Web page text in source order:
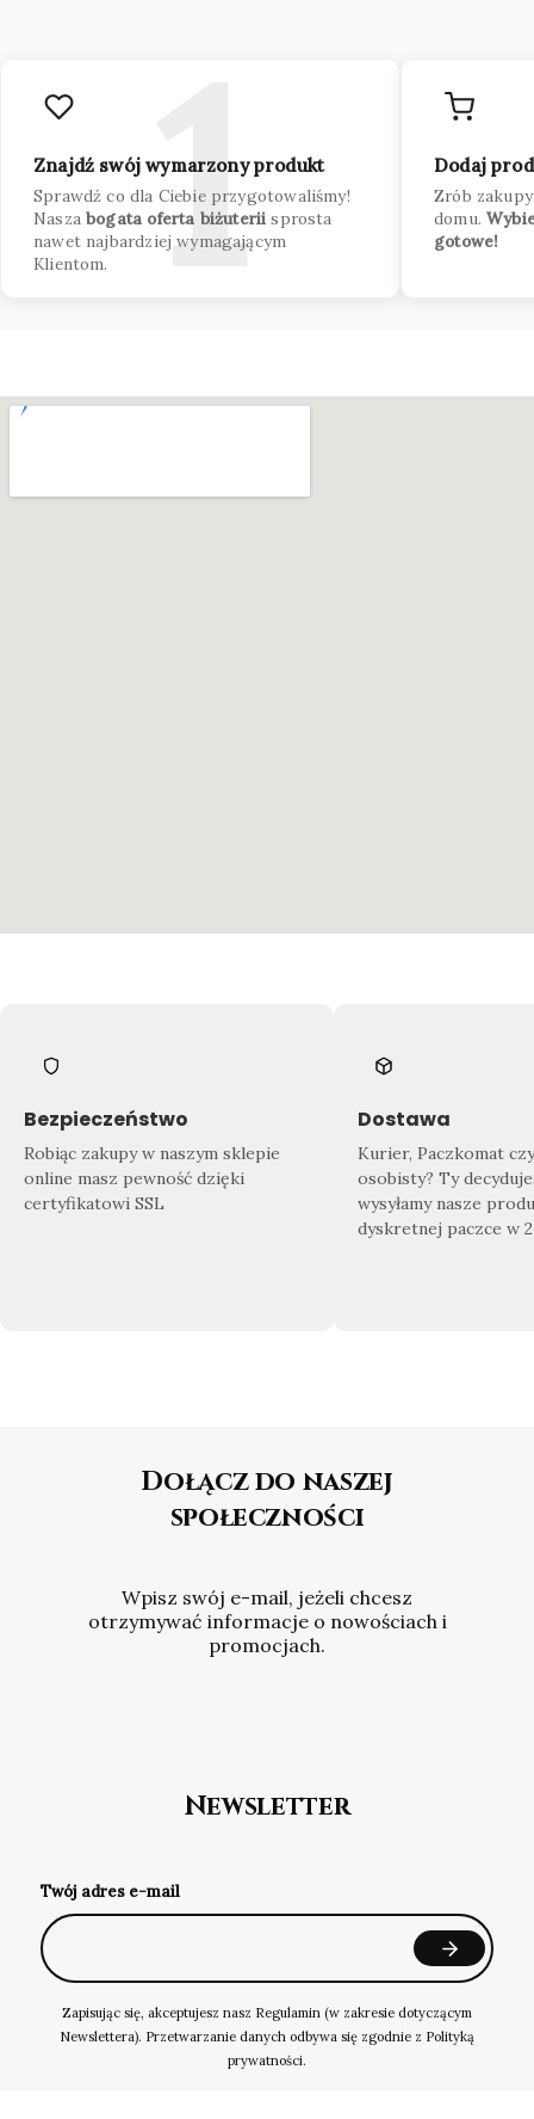
Znajdź swój wymarzony produkt
Sprawdź co dla Ciebie przygotowaliśmy!
Naszabogata oferta biżuterii
sprosta
nawet najbardziej wymagającym
Klientom.
Bezpieczeństwo
Robiąc zakupy w naszym sklepie
online masz pewność dzięki
certyfikatowi SSL
Dostawa
Kurier, Paczkomat
osobisty? Ty
wysyłamy nasze
dyskretnej paczce w
Dołącz do naszej
społeczności
Wpisz swój e-mail, jeżeli chcesz
otrzymywać informacje o nowościach i
promocjach.
Newsletter
Twój adres e-mail
Zapisując się, akceptujesz nasz Regulamin (w zakresie dotyczącym
Newslettera). Przetwarzanie danych odbywa się zgodnie z Polityką
prywatności.